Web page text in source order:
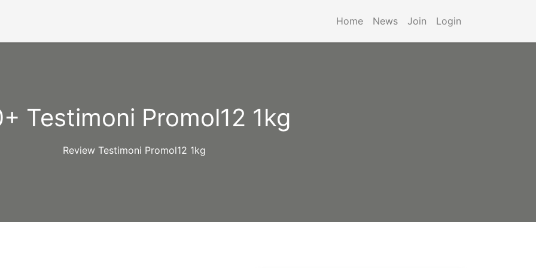
Home News Join Login
Testimoni Promol12 1kg
Review Testimoni Promol12 1kg